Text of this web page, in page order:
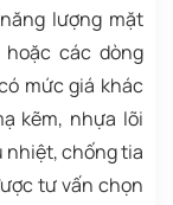
lượng mặt
các dòng
mức giá khác
kẽm, nhựa lõi
nhiệt, chống tia
tư vấn chọn